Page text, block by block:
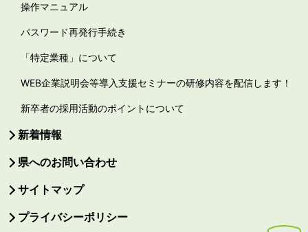
操作マニュアル
パスワード再発行手続き
「特定業種」について
WEB企業説明会等導入支援セミナーの研修内容を配信します！
新卒者の採用活動のポイントについて
新着情報
県へのお問い合わせ
サイトマップ
プライバシーポリシー